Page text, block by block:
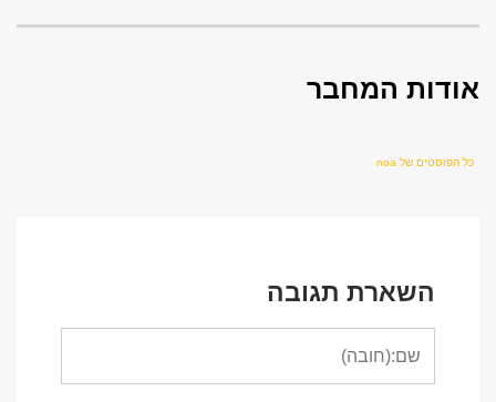
אודות המחבר
כל הפוסטים של noa
השארת תגובה